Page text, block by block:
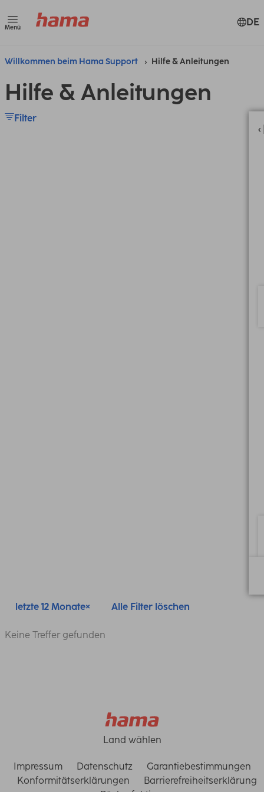
Menü DE
Willkommen beim Hama Support Hilfe & Anleitungen
Hilfe & Anleitungen
Filter
letzte 12 Monate Alle Filter löschen
Keine Treffer gefunden
Land wählen
Impressum Datenschutz
Garantiebestimmungen
Konformitätserklärungen
Barrierefreiheitserklärung